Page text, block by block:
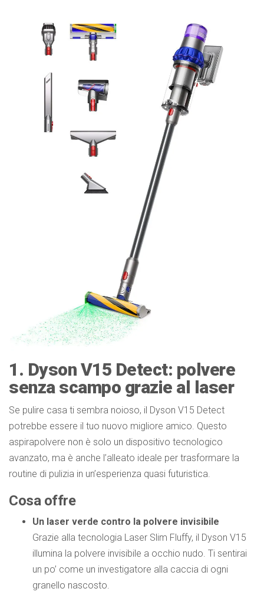
1. Dyson V15 Detect: polvere
senza scampo grazie al laser
Se pulire casa ti sembra noioso, il Dyson V15 Detect
potrebbe essere il tuo nuovo migliore amico. Questo
aspirapolvere non è solo un dispositivo tecnologico
avanzato, ma è anche l’alleato ideale per trasformare la
routine di pulizia in un’esperienza quasi futuristica.
Cosa offre
Un laser verde contro la polvere invisibile
Grazie alla tecnologia Laser Slim Fluffy, il Dyson V15
illumina la polvere invisibile a occhio nudo. Ti sentirai
un po’ come un investigatore alla caccia di ogni
granello nascosto.